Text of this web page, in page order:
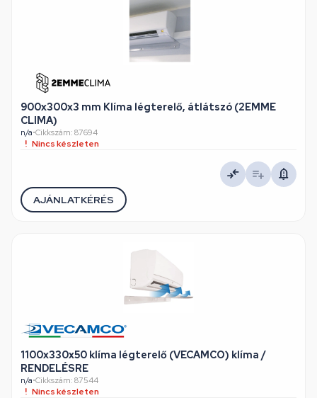
900x300x3 mm Klíma légterelő, átlátszó (2EMME
CLIMA)
n/a•Cikkszám: 87694
Nincs készleten
AJÁNLATKÉRÉS
1100x330x50 klíma légterelő (VECAMCO) klíma /
RENDELÉSRE
n/a•Cikkszám: 87544
Nincs készleten